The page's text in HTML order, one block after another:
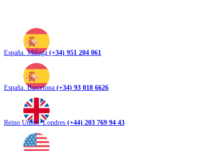
España. Málaga (+34) 951 204 061
España. Barcelona (+34) 93 018 6626
Reino Unido. Londres (+44) 203 769 94 43